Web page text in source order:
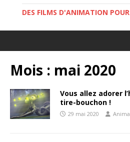
DES FILMS D'ANIMATION
Mois : mai 2020
Vous allez adorer
tire-bouchon !
29 mai 2020